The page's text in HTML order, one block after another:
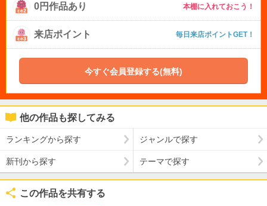
0円作品あり 本棚に入れておこう！
来店ポイント 毎日来店ポイントGET！
今すぐ会員登録する(無料)
他の作品も探してみる
ランキングから探す ジャンルで探す
新刊から探す テーマで探す
この作品を共有する